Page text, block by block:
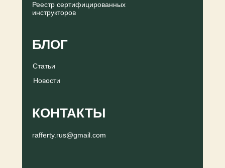
БЛОГ
КОНТАКТЫ
Реестр сертифицированных
инструкторов
Новости
Статьи
rafferty.rus@gmail.com